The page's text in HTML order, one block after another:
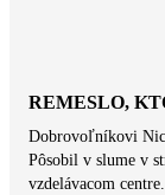
REMESLO,
Dobrovoľníkovi
Pôsobil v slume v
vzdelávacom